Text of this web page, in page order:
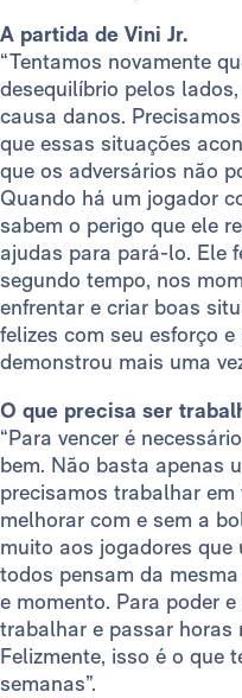
A partida de Vini Jr.
“Tentamos novamente
desequilíbrio pelos
causa danos.
que essas situações
que os adversários não
Quando há um jogador
sabem o perigo que ele
ajudas para pará-lo. Ele
segundo tempo, nos
enfrentar e criar boas
felizes com seu esforço
demonstrou mais uma
O que precisa ser
“Para vencer é
bem. Não basta apenas
precisamos trabalhar
melhorar com e sem a
muito aos jogadores que
todos pensam da
e momento. Para poder
trabalhar e passar horas
Felizmente, isso é o que
semanas”.